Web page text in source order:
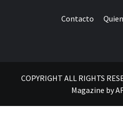
Contacto
COPYRIGHT ALL RIGHTS
Magazine by